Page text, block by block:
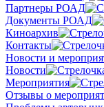
Партнеры РОАД
Документы РОАД
Киноархив
Контакты
Новости и
Новости
Мероприятия
Отзывы о